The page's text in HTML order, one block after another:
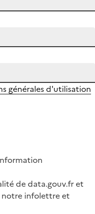
générales d'utilisation
de data.gouv.fr et
notre infolettre et